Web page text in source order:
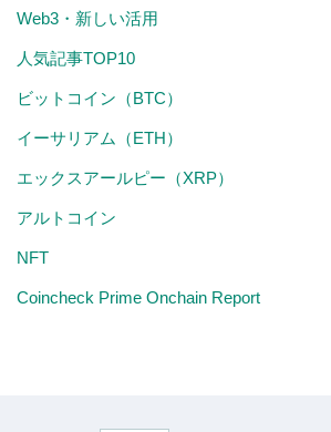
Web3・新しい活用
人気記事TOP10
ビットコイン（BTC）
イーサリアム（ETH）
エックスアールピー（XRP）
アルトコイン
NFT
Coincheck Prime Onchain Report